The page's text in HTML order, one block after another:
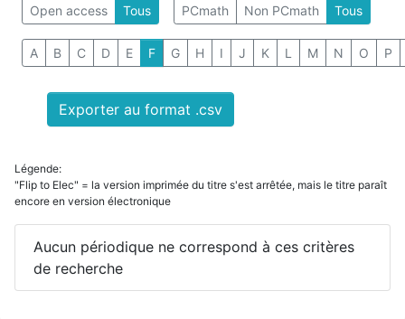
Open access Tous PCmath Non PCmath Tous
A B C D E F G H I J K L M N O P
Exporter au format .csv
Légende:
"Flip to Elec" = la version imprimée du titre s'est arrêtée, mais le titre paraît
encore en version électronique
Aucun périodique ne correspond à ces critères
de recherche